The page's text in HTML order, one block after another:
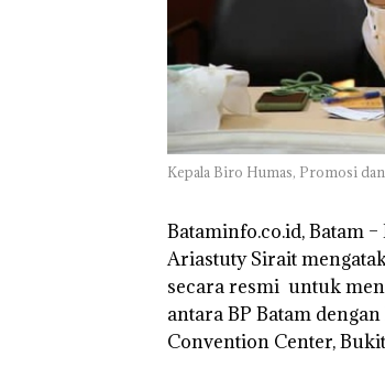
Kepala Biro Humas, Promosi
Bataminfo.co.id, Batam –
Ariastuty Sirait
secara resmi untuk
antara BP Batam
Convention Center,